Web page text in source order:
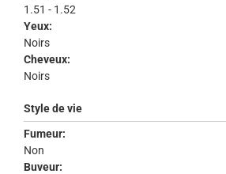
1.51 - 1.52
Yeux:
Noirs
Cheveux:
Noirs
Style de vie
Fumeur:
Non
Buveur: